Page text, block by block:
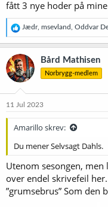
fått 3 nye hoder på
R
e
a
k
s
j
o
e
Jædr, msevland Oddvar
Bård Mathisen
Norbrygg-medlem
11 Jul 2023
Amarillo skrev:
Du mener Selvsagt Dahls.
Utenom sesongen,
over endel skrivefeil
”grumsebrus” Som